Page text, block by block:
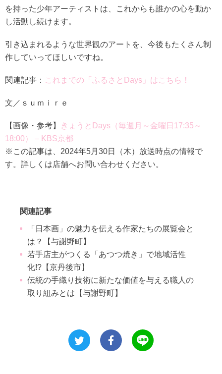
を持った少年アーティストは、これからも誰かの心を動か
し活動し続けます。
引き込まれるような世界観のアートを、今後もたくさん制
作していってほしいですね。
関連記事： これまでの「ふるさとDays」はこちら！
文／ｓｕｍｉｒｅ
【画像・参考】
きょうとDays（毎週月～金曜日17:35～
18:00） – KBS京都
※この記事は、2024年5月30日（木）放送時点の情報で
す。詳しくは店舗へお問い合わせください。
関連記事
「日本画」の魅力を伝える作家たちの展覧会と
は？【与謝野町】
若手店主がつくる「あつつ焼き」で地域活性
化!?【京丹後市】
伝統の手織り技術に新たな価値を与える職人の
取り組みとは【与謝野町】